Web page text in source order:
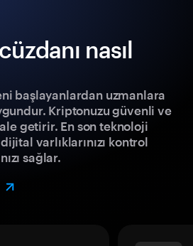
nasıl
başlayanlardan uzmanlara
Kriptonuzu güvenli ve
getirir. En son teknoloji
varlıklarınızı kontrol
sağlar.